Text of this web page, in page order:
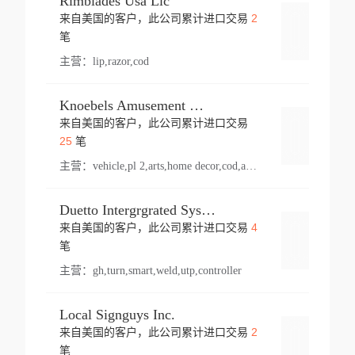
来自美国的客户，此公司累计进口交易 2
笔
主营： lip,razor,cod
Knoebels Amusement Resort
来自美国的客户，此公司累计进口交易
25笔
主营： vehicle,pl 2,arts,home decor,cod,amusement ride,sea
Duetto Intergrgrated Systems Inc.
来自美国的客户，此公司累计进口交易 4
笔
主营： gh,turn,smart,weld,utp,controller
Local Signguys Inc.
来自美国的客户，此公司累计进口交易 2
笔